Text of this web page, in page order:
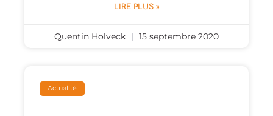
LIRE PLUS »
Quentin Holveck 15 septembre 2020
Actualité